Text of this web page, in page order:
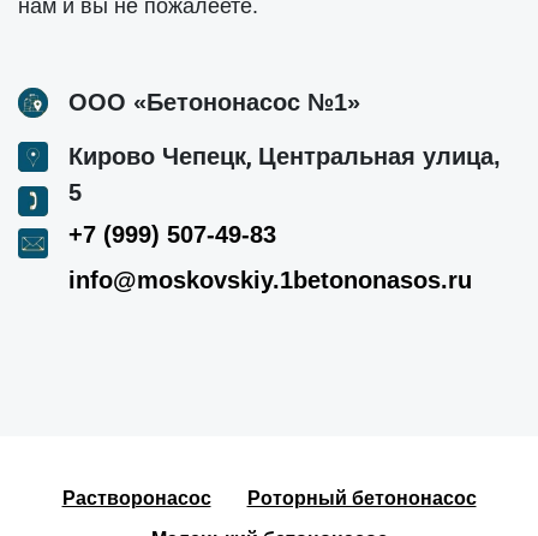
нам и вы не пожалеете.
ООО «Бетононасос №1»
Кирово Чепецк, Центральная улица,
5
+7 (999) 507-49-83
info@moskovskiy.1betononasos.ru
Растворонасос
Роторный бетононасос